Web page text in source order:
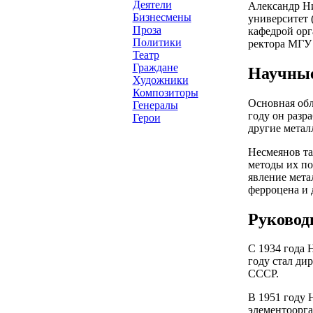
Деятели
Бизнесмены
Проза
Политики
Театр
Граждане
Художники
Композиторы
Генералы
Герои
Александр
кафедрой
ректора МГУ
Основная
году он
другие
Несмеянов
методы их
явление
ферроцена и
С 1934 года
году стал
СССР.
В 1951 году